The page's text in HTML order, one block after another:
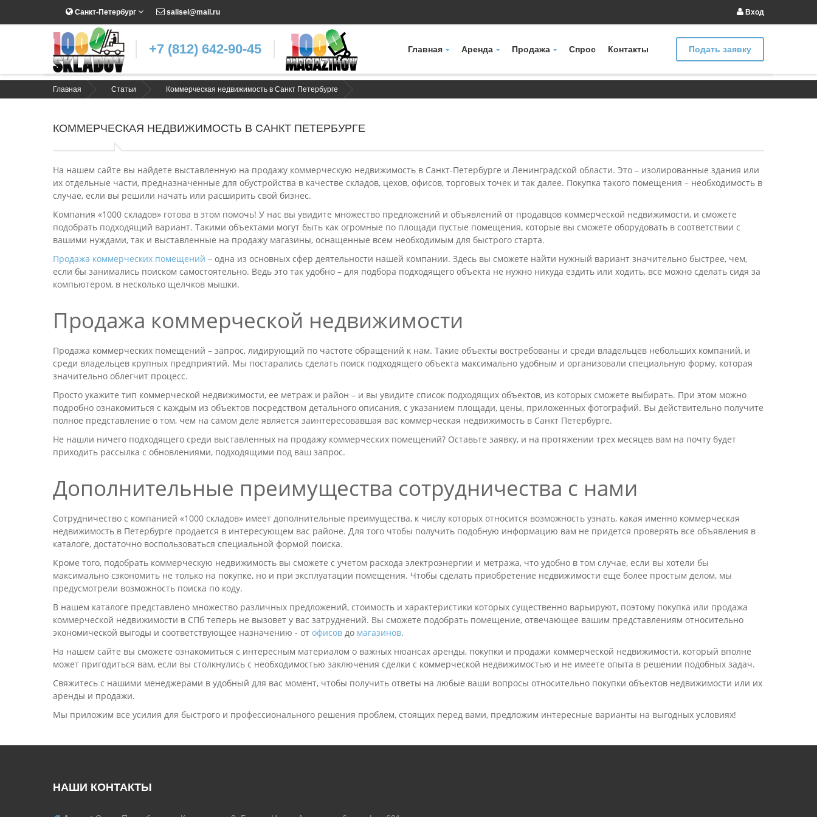
salisel@mail.ru
Санкт-Петербург Вход
+7 (812) 642-90-45 Главная Аренда Продажа Спрос Контакты Подать заявку
Главная Статьи Коммерческая недвижимость в Санкт Петербурге
КОММЕРЧЕСКАЯ НЕДВИЖИМОСТЬ В САНКТ ПЕТЕРБУРГЕ
На нашем сайте вы найдете выставленную на продажу коммерческую недвижимость в Санкт-Петербурге и Ленинградской области. Это – изолированные здания или
их отдельные части, предназначенные для обустройства в качестве складов, цехов, офисов, торговых точек и так далее. Покупка такого помещения – необходимость в
случае, если вы решили начать или расширить свой бизнес.
Компания «1000 складов» готова в этом помочь! У нас вы увидите множество предложений и объявлений от продавцов коммерческой недвижимости, и сможете
подобрать подходящий вариант. Такими объектами могут быть как огромные по площади пустые помещения, которые вы сможете оборудовать в соответствии с
вашими нуждами, так и выставленные на продажу магазины, оснащенные всем необходимым для быстрого старта.
Продажа коммерческих помещений – одна из основных сфер деятельности нашей компании. Здесь вы сможете найти нужный вариант значительно быстрее, чем,
если бы занимались поиском самостоятельно. Ведь это так удобно – для подбора подходящего объекта не нужно никуда ездить или ходить, все можно сделать сидя за
компьютером, в несколько щелчков мышки.
Продажа коммерческой недвижимости
Продажа коммерческих помещений – запрос, лидирующий по частоте обращений к нам. Такие объекты востребованы и среди владельцев небольших компаний, и
среди владельцев крупных предприятий. Мы постарались сделать поиск подходящего объекта максимально удобным и организовали специальную форму, которая
значительно облегчит процесс.
Просто укажите тип коммерческой недвижимости, ее метраж и район – и вы увидите список подходящих объектов, из которых сможете выбирать. При этом можно
подробно ознакомиться с каждым из объектов посредством детального описания, с указанием площади, цены, приложенных фотографий. Вы действительно получите
полное представление о том, чем на самом деле является заинтересовавшая вас коммерческая недвижимость в Санкт Петербурге.
Не нашли ничего подходящего среди выставленных на продажу коммерческих помещений? Оставьте заявку, и на протяжении трех месяцев вам на почту будет
приходить рассылка с обновлениями, подходящими под ваш запрос.
Дополнительные преимущества сотрудничества с нами
Сотрудничество с компанией «1000 складов» имеет дополнительные преимущества, к числу которых относится возможность узнать, какая именно коммерческая
недвижимость в Петербурге продается в интересующем вас районе. Для того чтобы получить подобную информацию вам не придется проверять все объявления в
каталоге, достаточно воспользоваться специальной формой поиска.
Кроме того, подобрать коммерческую недвижимость вы сможете с учетом расхода электроэнергии и метража, что удобно в том случае, если вы хотели бы
максимально сэкономить не только на покупке, но и при эксплуатации помещения. Чтобы сделать приобретение недвижимости еще более простым делом, мы
предусмотрели возможность поиска по коду.
В нашем каталоге представлено множество различных предложений, стоимость и характеристики которых существенно варьируют, поэтому покупка или продажа
коммерческой недвижимости в СПб теперь не вызовет у вас затруднений. Вы сможете подобрать помещение, отвечающее вашим представлениям относительно
экономической выгоды и соответствующее назначению - от офисов до магазинов.
На нашем сайте вы сможете ознакомиться с интересным материалом о важных нюансах аренды, покупки и продажи коммерческой недвижимости, который вполне
может пригодиться вам, если вы столкнулись с необходимостью заключения сделки с коммерческой недвижимостью и не имеете опыта в решении подобных задач.
Свяжитесь с нашими менеджерами в удобный для вас момент, чтобы получить ответы на любые ваши вопросы относительно покупки объектов недвижимости или их
аренды и продажи.
Мы приложим все усилия для быстрого и профессионального решения проблем, стоящих перед вами, предложим интересные варианты на выгодных условиях!
НАШИ КОНТАКТЫ